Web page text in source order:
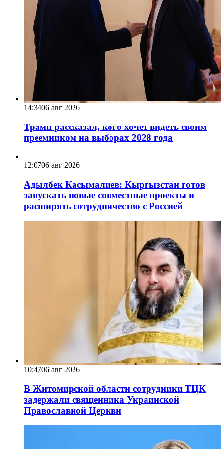
14:3406 авг 2026
Трамп рассказал, кого хочет видеть своим
преемником на выборах 2028 года
12:0706 авг 2026
Адылбек Касымалиев: Кыргызстан готов
запускать новые совместные проекты и
расширять сотрудничество с Россией
10:4706 авг 2026
В Житомирской области сотрудники ТЦК
задержали священника Украинской
Православной Церкви